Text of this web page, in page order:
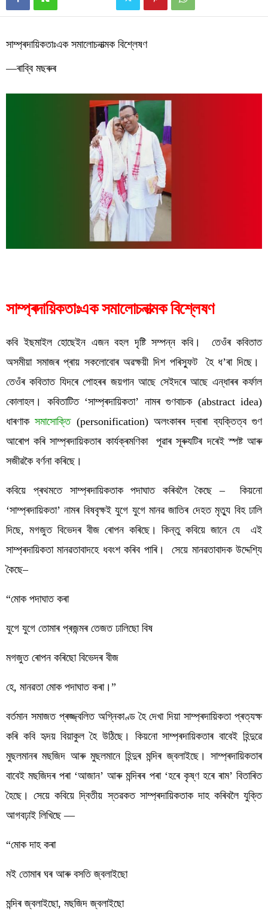
সাম্প্ৰদায়িকতাঃএক সমালোচনাত্মক বিশ্লেষণ
—ৰাব্বি মছৰুৰ
সাম্প্ৰদায়িকতাঃএক সমালোচনাত্মক বিশ্লেষণ
কবি ইছমাইল হোছেইন এজন বহল দৃষ্টি সম্পন্ন কবি।  তেওঁৰ কবিতাত
অসমীয়া সমাজৰ প্ৰায় সকলোবোৰ অৱক্ষয়ী দিশ পৰিস্ফুট  হৈ ধ’ৰা দিছে।
তেওঁৰ কবিতাত যিদৰে পোহৰৰ জয়গান আছে সেইদৰে আছে এন্ধাৰৰ কৰ্ফাল
কোলাহল। কবিতাটিত ‘সাম্প্ৰদায়িকতা’ নামৰ গুণবাচক (abstract idea)
ধাৰণাক সমাসোক্তি (personification) অলংকাৰৰ দ্বাৰা ব্যক্তিত্ব গুণ
আৰোপ কৰি সাম্প্ৰদায়িকতাৰ কাৰ্যক্ৰমণিকা  পূৱাৰ সূৰুযটিৰ দৰেই স্পষ্ট আৰু
সজীৱকৈ বৰ্ণনা কৰিছে।
কবিয়ে প্ৰথমতে সাম্প্ৰদায়িকতাক পদাঘাত কৰিবলৈ কৈছে –  কিয়নো
‘সাম্প্ৰদায়িকতা’ নামৰ বিষবৃক্ষই যুগে যুগে মানৱ জাতিৰ দেহত মৃত্যু বিহ ঢালি
দিছে, মগজুত বিভেদৰ বীজ ৰোপন কৰিছে। কিন্তু কবিয়ে জানে যে  এই
সাম্প্ৰদায়িকতা মানৱতাবাদহে ধবংশ কৰিব পাৰি।  সেয়ে মানৱতাবাদক উদ্দেশ্যি
কৈছে–
“মোক পদাঘাত কৰা
যুগে যুগে তোমাৰ প্ৰজন্মৰ তেজত ঢালিছো বিষ
মগজুত ৰোপন কৰিছো বিভেদৰ বীজ
হে, মানৱতা মোক পদাঘাত কৰা।”
বৰ্তমান সমাজত প্ৰজ্জ্বলিত অগ্নিকাণ্ড হৈ দেখা দিয়া সাম্প্ৰদায়িকতা প্ৰত্যক্ষ
কৰি কবি হৃদয় বিয়াকুল হৈ উঠিছে। কিয়নো সাম্প্ৰদায়িকতাৰ বাবেই হিন্দুৱে
মুছলমানৰ মছজিদ আৰু মুছলমানে হিন্দুৰ মন্দিৰ জ্বলাইছে। সাম্প্ৰদায়িকতাৰ
বাবেই মছজিদৰ পৰা ‘আজান’ আৰু মন্দিৰৰ পৰা ‘হৰে কৃষ্ণ হৰে ৰাম’ বিতাৰিত
হৈছে। সেয়ে কবিয়ে দ্বিতীয় স্তৱকত সাম্প্ৰদায়িকতাক দাহ কৰিবলৈ যুক্তি
আগবঢ়াই লিখিছে —
“মোক দাহ কৰা
মই তোমাৰ ঘৰ আৰু বসতি জ্বলাইছো
মন্দিৰ জ্বলাইছো, মছজিদ জ্বলাইছো